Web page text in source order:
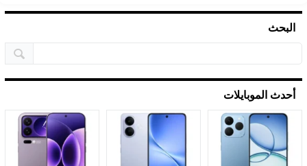
البحث
أحدث الموبايلات